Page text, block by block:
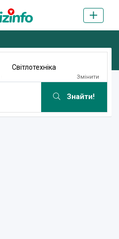
Світлотехніка
Змінити
Знайти!